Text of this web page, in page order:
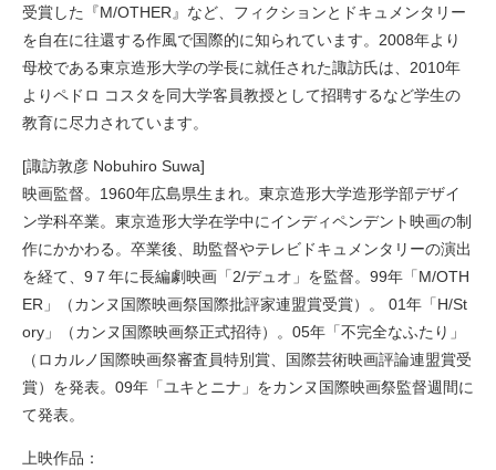
受賞した『M/OTHER』など、フィクションとドキュメンタリー
を自在に往還する作風で国際的に知られています。2008年より
母校である東京造形大学の学長に就任された諏訪氏は、2010年
よりペドロ コスタを同大学客員教授として招聘するなど学生の
教育に尽力されています。
[諏訪敦彦 Nobuhiro Suwa]
映画監督。1960年広島県生まれ。東京造形大学造形学部デザイ
ン学科卒業。東京造形大学在学中にインディペンデント映画の制
作にかかわる。卒業後、助監督やテレビドキュメンタリーの演出
を経て、9７年に長編劇映画「2/デュオ」を監督。99年「M/OTH
ER」（カンヌ国際映画祭国際批評家連盟賞受賞）。 01年「H/St
ory」（カンヌ国際映画祭正式招待）。05年「不完全なふたり」
（ロカルノ国際映画祭審査員特別賞、国際芸術映画評論連盟賞受
賞）を発表。09年「ユキとニナ」をカンヌ国際映画祭監督週間に
て発表。
上映作品：